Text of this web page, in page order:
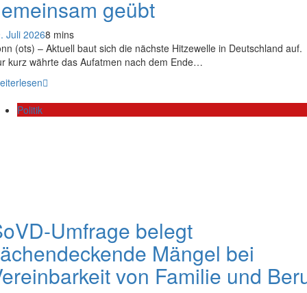
geübt
Juli 20268 mins
(ots) – Aktuell baut sich die nächste Hitzewelle in Deutschland auf.
kurz währte das Aufatmen nach dem Ende…
Politik
Umfrage belegt
Mängel bei
von Familie und